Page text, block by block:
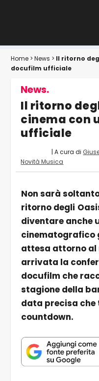
Home >News > Il ritorno
docufilm ufficiale
News.
Il ritorno
cinema con
ufficiale
| A cura di
Novità Musica
Non sarà
ritorno degli
diventare anche
cinematografico
attesa attorno al
arrivata la
docufilm che
stagione della
data precisa che
countdown.